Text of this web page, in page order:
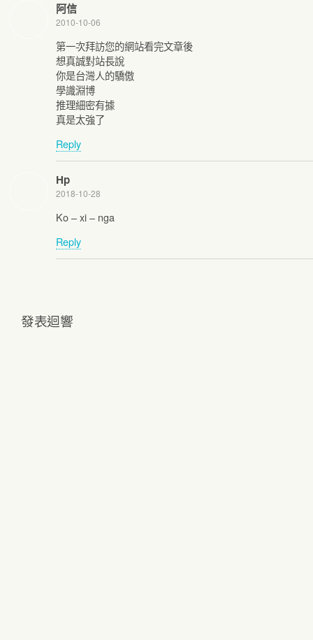
阿信
2010-10-06
第一次拜訪您的網站看完文章後
想真誠對站長說
你是台灣人的驕傲
學識淵博
推理細密有據
真是太強了
Reply
Hp
2018-10-28
Ko – xi – nga
Reply
發表迴響